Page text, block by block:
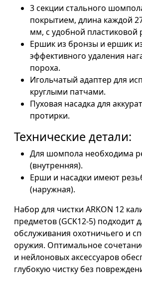
3 секции стального
покрытием, длина каждой
мм, с удобной пластиковой
Ершик из бронзы и ершик
эффективного удаления
пороха.
Игольчатый адаптер для
круглыми патчами.
Пуховая насадка для
протирки.
Технические детали:
Для шомпола необходима
(внутренняя).
Ерши и насадки имеют
(наружная).
Набор для чистки ARKON 12
предметов (GCK12-5) подходит
обслуживания охотничьего и
оружия. Оптимальное
и нейлоновых аксессуаров
глубокую чистку без